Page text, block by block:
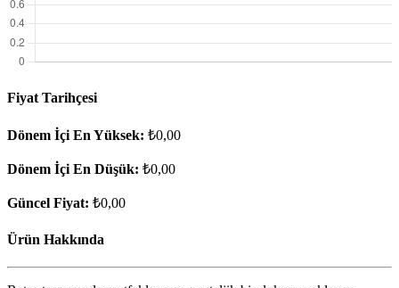
Fiyat Tarihçesi
Dönem İçi En Yüksek: ₺0,00
Dönem İçi En Düşük: ₺0,00
Güncel Fiyat: ₺0,00
Ürün Hakkında